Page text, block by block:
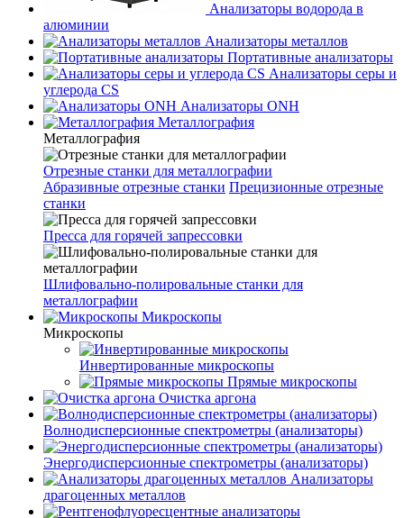
Анализаторы водорода в
алюминии
Анализаторы металлов
Портативные анализаторы
Анализаторы серы и
углерода CS
Анализаторы ONH
Металлография
Металлография
Отрезные станки для металлографии
Абразивные отрезные станки Прецизионные отрезные
станки
Пресса для горячей запрессовки
Шлифовально-полировальные станки для
металлографии
Микроскопы
Микроскопы
Инвертированные микроскопы
Прямые микроскопы
Очистка аргона
Волнодисперсионные спектрометры (анализаторы)
Энергодисперсионные спектрометры (анализаторы)
Анализаторы
драгоценных металлов